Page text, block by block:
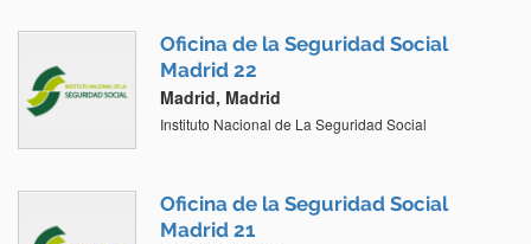
Oficina de la Seguridad Social
Madrid 22
Madrid, Madrid
Instituto Nacional de La Seguridad Social
Oficina de la Seguridad Social
Madrid 21